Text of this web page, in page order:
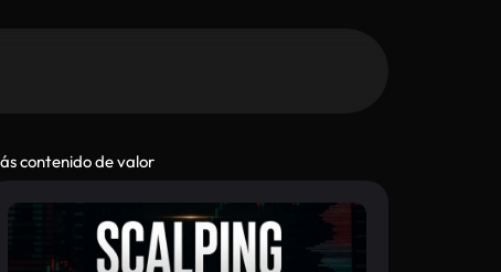
contenido de valor